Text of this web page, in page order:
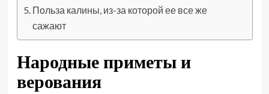
Польза калины, из-за которой ее все же
сажают
Народные приметы и
верования